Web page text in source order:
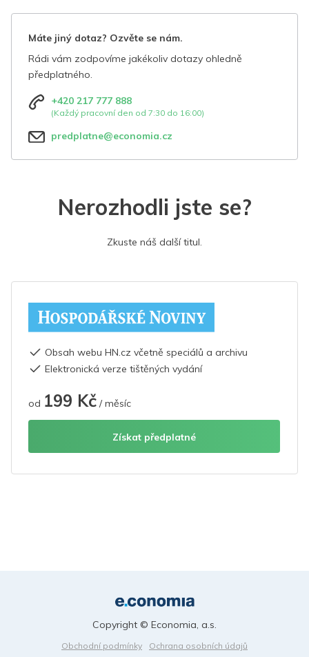
Máte jiný dotaz? Ozvěte se nám.
Rádi vám zodpovíme jakékoliv dotazy ohledně
předplatného.
+420 217 777 888
(Každý pracovní den od 7:30 do 16:00)
predplatne@economia.cz
Nerozhodli jste se?
Zkuste náš další titul.
Obsah webu HN.cz včetně speciálů a archivu
Elektronická verze tištěných vydání
od 199 Kč / měsíc
Získat předplatné
Obchodní podmínky
Ochrana osobních údajů
Copyright © Economia, a.s.